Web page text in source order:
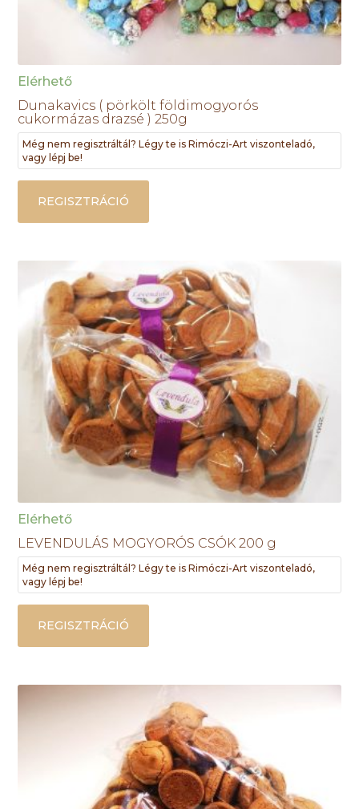
Elérhető
Dunakavics ( pörkölt földimogyorós
cukormázas drazsé ) 250g
Még nem regisztráltál? Légy te is Rimóczi-Art viszonteladó,
vagy lépj be!
REGISZTRÁCIÓ
Elérhető
LEVENDULÁS MOGYORÓS CSÓK 200 g
Még nem regisztráltál? Légy te is Rimóczi-Art viszonteladó,
vagy lépj be!
REGISZTRÁCIÓ